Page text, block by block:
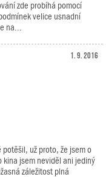
zde probíhá pomocí
velice usnadní
na...
1. 9. 2016
potěšil, už proto, že jsem o
kina jsem neviděl ani jediný
záležitost plná